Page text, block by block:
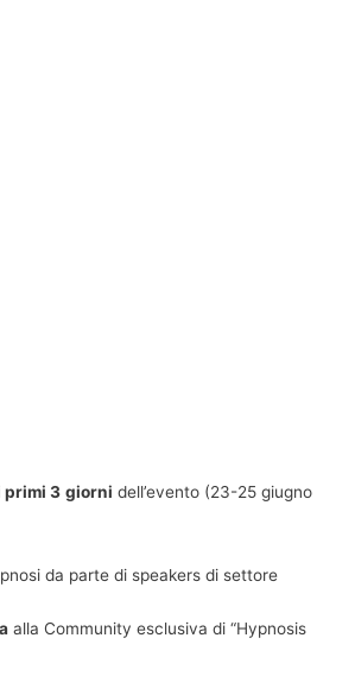
primi3 giorni dell’evento (23-25 giugno
da parte di speakers di settore
alla Community esclusiva di “Hypnosis